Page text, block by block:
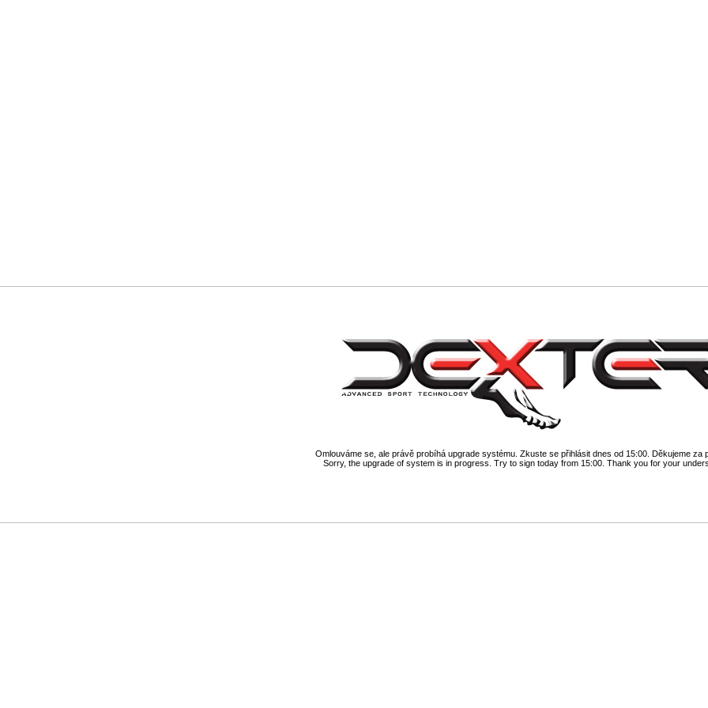
Omlouváme se, ale právě probíhá upgrade systému. Zkuste se přihlásit dnes od 15:00. Děkujeme za
Sorry, the upgrade of system is in progress. Try to sign today from 15:00. Thank you for your